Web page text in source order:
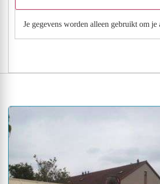
Je gegevens worden alleen gebruikt om